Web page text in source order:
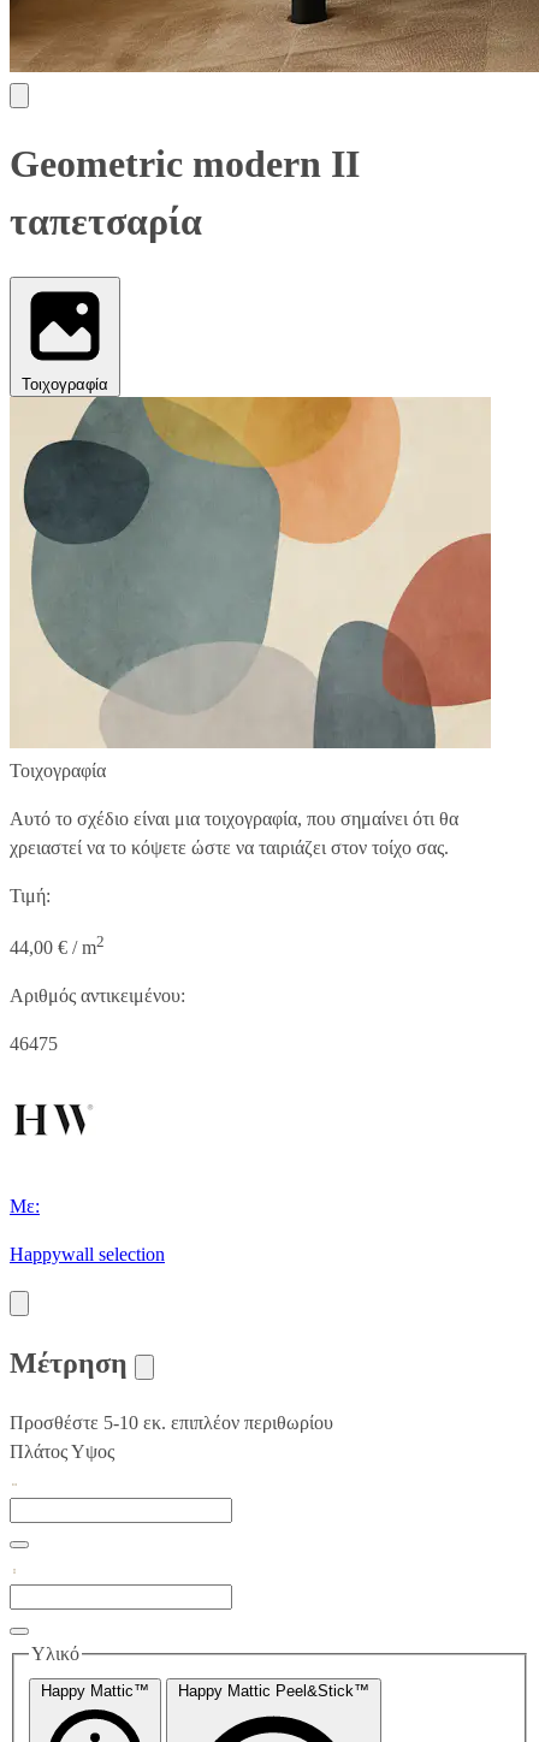
Geometric modern II
ταπετσαρία
Τοιχογραφία
Τοιχογραφία
Αυτό το σχέδιο είναι μια τοιχογραφία, που σημαίνει ότι θα
χρειαστεί να το κόψετε ώστε να ταιριάζει στον τοίχο σας.
Τιμή:
44,00 € / m2
Αριθμός αντικειμένου:
46475
Με:
Happywall selection
Μέτρηση
Προσθέστε 5-10 εκ. επιπλέον περιθωρίου
ΠλάτοςΥψος
Υλικό
Happy Mattic™ Happy Mattic Peel&Stick™